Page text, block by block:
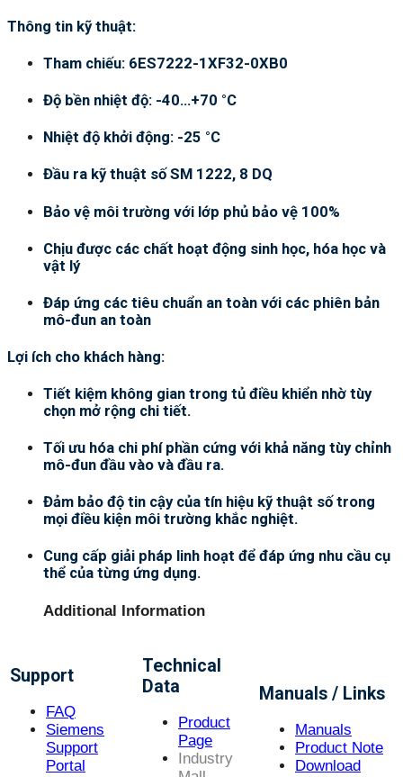
Thông tin kỹ thuật:
Tham chiếu: 6ES7222-1XF32-0XB0
Độ bền nhiệt độ: -40…+70 °C
Nhiệt độ khởi động: -25 °C
Đầu ra kỹ thuật số SM 1222, 8 DQ
Bảo vệ môi trường với lớp phủ bảo vệ 100%
Chịu được các chất hoạt động sinh học, hóa học và
vật lý
Đáp ứng các tiêu chuẩn an toàn với các phiên bản
mô-đun an toàn
Lợi ích cho khách hàng:
Tiết kiệm không gian trong tủ điều khiển nhờ tùy
chọn mở rộng chi tiết.
Tối ưu hóa chi phí phần cứng với khả năng tùy chỉnh
mô-đun đầu vào và đầu ra.
Đảm bảo độ tin cậy của tín hiệu kỹ thuật số trong
mọi điều kiện môi trường khắc nghiệt.
Cung cấp giải pháp linh hoạt để đáp ứng nhu cầu cụ
thể của từng ứng dụng.
Additional Information
Support
FAQ
Siemens
Support
Portal
Technical
Data
Product
Page
Industry
Manuals / Links
Manuals
Product Note
Download